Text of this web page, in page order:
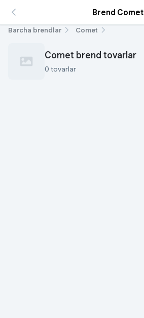
Brend Comet
Barcha brendlar Comet
Comet brend tovarlar
0 tovarlar